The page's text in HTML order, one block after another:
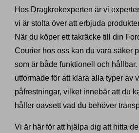
Hos Dragkrokexperten är vi
vi är stolta över att erbjuda
När du köper ett takräcke till din
Courier hos oss kan du vara säker
som är både funktionell och
utformade för att klara alla typer av
påfrestningar, vilket innebär att du
håller oavsett vad du behöver
Vi är här för att hjälpa dig att hitta